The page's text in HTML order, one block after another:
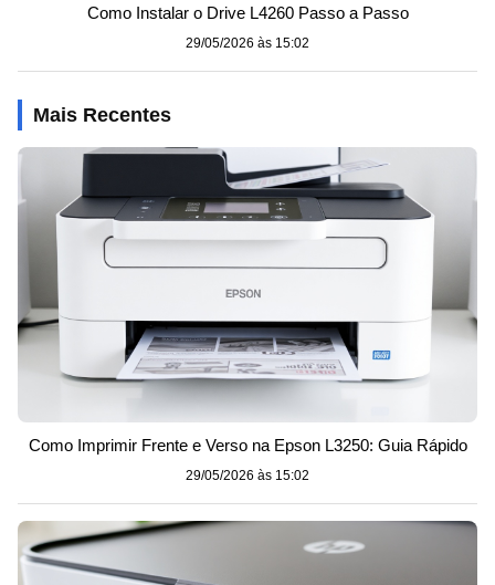
Como Instalar o Drive L4260 Passo a Passo
29/05/2026 às 15:02
Mais Recentes
Como Imprimir Frente e Verso na Epson L3250: Guia Rápido
29/05/2026 às 15:02